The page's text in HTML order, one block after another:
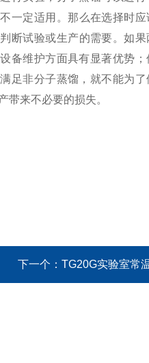
一定适用。 那么在选择时
断试验或生产的需要。如
备维护方面具有显著优势
足非分子蒸馏，就不能为
带来不必要的损失。
下一个： TG20G实验室常